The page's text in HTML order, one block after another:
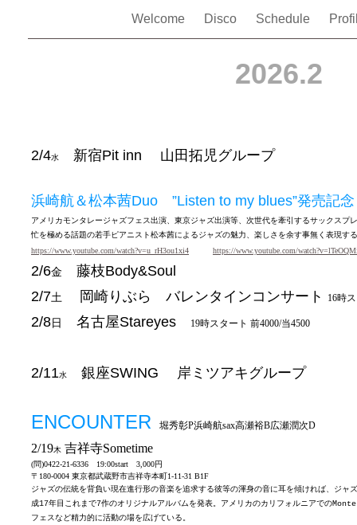
Welcome Disco Schedule
2026.2
2/4水 新宿Pit inn 山田拓児グループ
浜崎航＆松本茜Duo ”Listen to my blues”発売記
アメリカモンタレージャズフェス出演、東京ジャズ出演等、次世代を牽引するサックスプ
忙を極める話題の若手ピアニスト松本茜によるジャズの魅力、楽しさを余す事無く表現す
https://www.youtube.com/watch?v=u_rH3ou1xi4
https://www.youtube.com/
2/6金 藤枝Body&Soul
2/7土 岡崎りぶら バレンタインコンサート 16時
2/8 日 名古屋Stareyes 19時スタート 前4000/当4500
2/11水 銀座SWING 岸ミツアキグループ
ENCOUNTER 堀秀彰P浜崎航sax高瀬裕B広瀬潤次D
2/19木 吉祥寺Sometime
(問)0422-21-6336 19:00start 3,000円
〒180-0004 東京都武蔵野市吉祥寺本町1-11-31 B1F
ジャズの伝統を背負い現在進行形の音楽を追求する彼等の渾身の音に耳を傾ければ、ジャ
成17年目これまで7作のオリジナルアルバムを発表。アメリカのカリフォルニアでの
フェスなど精力的に活動の場を広げている。